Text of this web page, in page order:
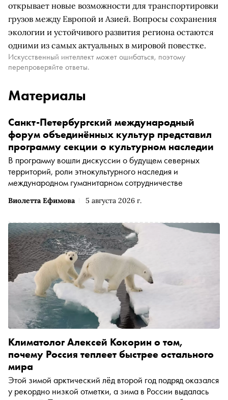
открывает новые возможности для транспортировки
грузов между Европой и Азией. Вопросы сохранения
экологии и устойчивого развития региона остаются
одними из самых актуальных в мировой повестке.
Искусственный интеллект может ошибаться, поэтому
перепроверяйте ответы.
Материалы
Виолетта Ефимова 5 августа 2026 г.
Санкт-Петербургский международный
форум объединённых культур представил
программу секции о культурном наследии
В программу вошли дискуссии о будущем северных
территорий, роли этнокультурного наследия и
международном гуманитарном сотрудничестве
Климатолог Алексей Кокорин о том,
почему Россия теплеет быстрее остального
мира
Этой зимой арктический лёд второй год подряд оказался
у рекордно низкой отметки, а зима в России выдалась